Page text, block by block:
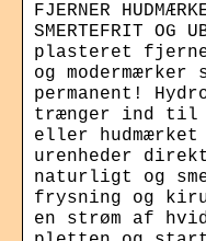
FJERNER
SMERTEFRIT OG
plasteret
og
permanent!
trænger ind til
eller
urenheder
naturligt og
frysning og
en strøm af